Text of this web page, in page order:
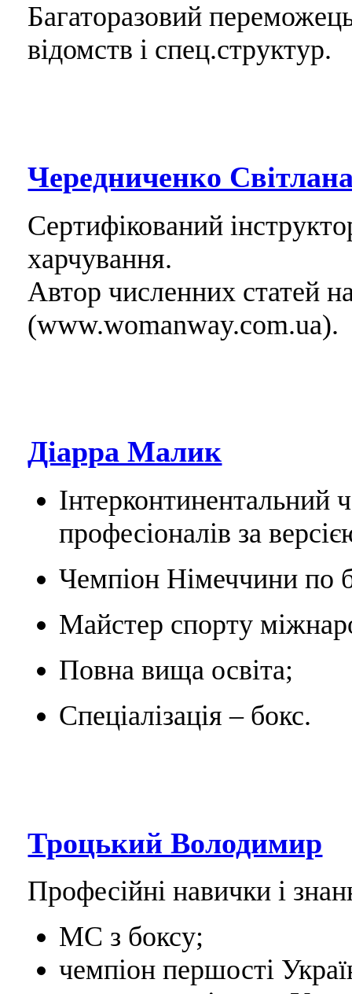
Багаторазовий
відомств і спец.структур.
Чередниченко
Сертифікований
харчування.
Автор численних статей
(www.womanway.com.ua).
Діарра Малик
Інтерконтинентальний
професіоналів за
Чемпіон Німеччини по
Майстер спорту
Повна вища освіта;
Спеціалізація – бокс.
Троцький Володимир
Професійні навички і
МС з боксу;
чемпіон першості